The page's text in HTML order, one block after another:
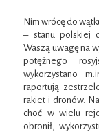
Nim wrócę do
– stanu polskiej
Waszą uwagę na
potężnego
wykorzystano
raportują
rakiet i dronów.
choć w wielu
obronił,